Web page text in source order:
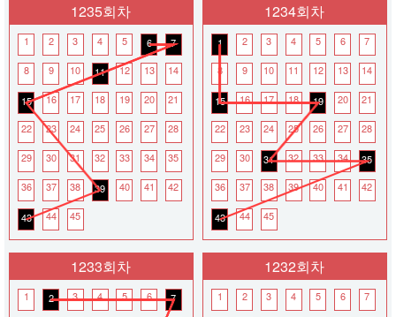
로
요.
1235회차
1 2 3 4 5 6
7
8
9 10 11 12 13 14
15 16 17 18 19 20 21
22 23 24 25 26 27 28
29 30 31 32 33 34 35
36 37 38 39 40 41 42
43 44 45
1234회차
1 2 3 4 5 6 7
8 9 10 11 12 13 14
15 16 17 18 19 20 21
22 23 24 25 26 27 28
29 30 31 32 33 34
35
36
37 38 39 40 41 42
43 44 45
1233회차
1 2 3 4 5 6
7
1232회차
1 2 3 4 5 6 7